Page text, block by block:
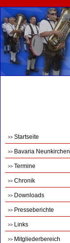
>> Startseite
>> Bavaria Neunkirchen
>> Termine
>> Chronik
>> Downloads
>> Presseberichte
>> Links
>> Mitgliederbereich